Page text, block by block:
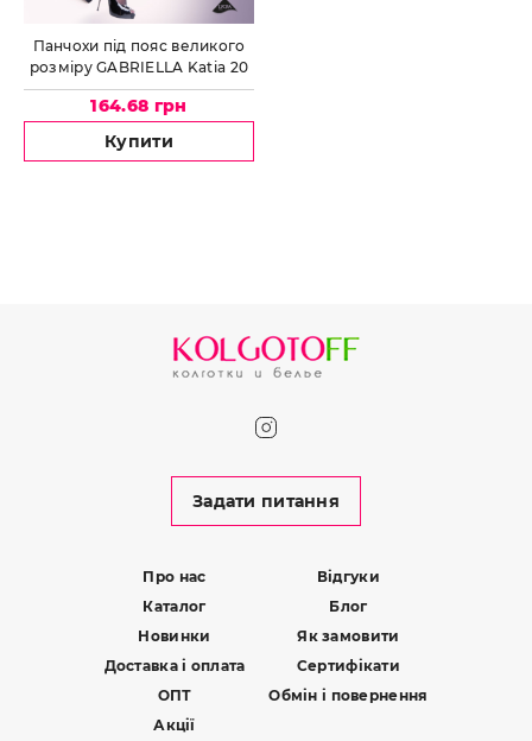
Панчохи під пояс великого
розміру GABRIELLA Katia 20
Plus Size
164.68 грн
Купити
Задати питання
Про нас
Каталог
Новинки
Доставка і оплата
ОПТ
Акції
Відгуки
Блог
Як замовити
Сертифікати
Обмін і повернення